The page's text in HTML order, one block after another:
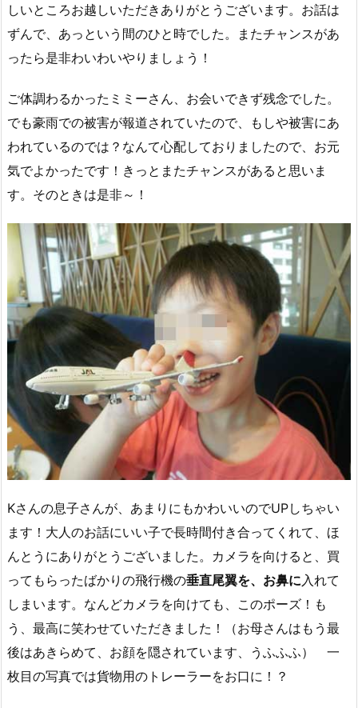
しいところお越しいただきありがとうございます。お話は
ずんで、あっという間のひと時でした。またチャンスがあ
ったら是非わいわいやりましょう！
ご体調わるかったミミーさん、お会いできず残念でした。
でも豪雨での被害が報道されていたので、もしや被害にあ
われているのでは？なんて心配しておりましたので、お元
気でよかったです！きっとまたチャンスがあると思いま
す。そのときは是非～！
Kさんの息子さんが、あまりにもかわいいのでUPしちゃい
ます！大人のお話にいい子で長時間付き合ってくれて、ほ
んとうにありがとうございました。カメラを向けると、買
ってもらったばかりの飛行機の垂直尾翼を、お鼻に入れて
しまいます。なんどカメラを向けても、このポーズ！も
う、最高に笑わせていただきました！（お母さんはもう最
後はあきらめて、お顔を隠されています、うふふふ） 一
枚目の写真では貨物用のトレーラーをお口に！？